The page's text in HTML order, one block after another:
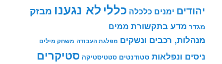
יהודים ימנים כלכלה כללי לא נגענו מבזק
מגדר מדע בתקשורת ממים
מנהלות, רכבים ונשקים מפלגת העבודה משחק מילים
ניסים ונפלאות סטודנטים סטטיסטיקה סטיקרים